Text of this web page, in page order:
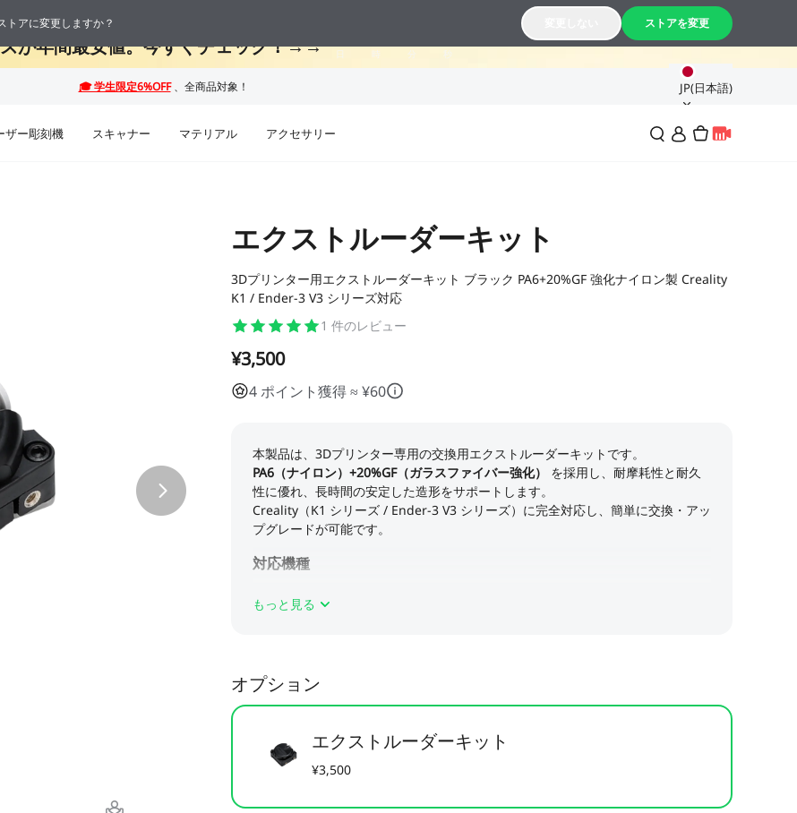
大50%OFF！お盆休み限定セール →→
が年間最安値。今すぐチェック！→→ 日 時 分 秒
JP(日本語)
ザー彫刻機 スキャナー マテリアル アクセサリー
エクストルーダーキット
3Dプリンター用エクストルーダーキット ブラック PA6+20%GF 強化ナイロン製 Creality
K1 / Ender-3 V3 シリーズ対応
1 件のレビュー
¥3,500
4 ポイント獲得 ≈ ¥60
もっと見る
オプション
エクストルーダーキット
¥3,500
トアに変更しますか？ ストアを変更